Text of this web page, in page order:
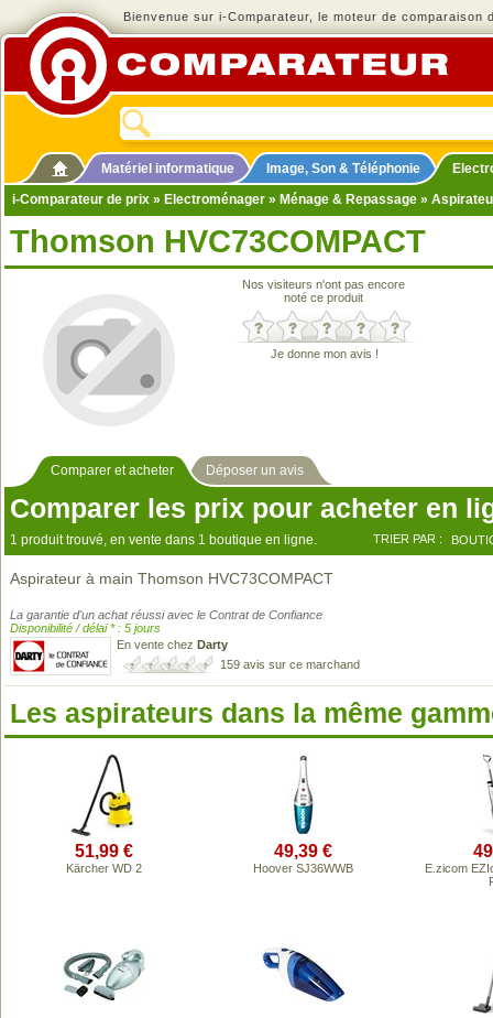
Bienvenue sur i-Comparateur, le moteur de comparaison
Matériel informatique Image, Son & Téléphonie
i-Comparateur de prix » Electroménager » Ménage & Repassage »
Thomson HVC73COMPACT
Nos visiteurs n'ont pas encore
noté ce produit
Je donne mon avis !
Comparer et acheter Déposer un avis
Comparer les prix pour acheter en
1 produit trouvé, en vente dans 1 boutique en ligne. TRIER PAR :
Aspirateur à main Thomson HVC73COMPACT
La garantie d'un achat réussi avec le Contrat de Confiance
Disponibilité / délai * : 5 jours
En vente chez Darty
159 avis sur ce marchand
Les aspirateurs dans la même
51,99 €
Kärcher WD 2
49,39 €
Hoover SJ36WWB
E.zicom